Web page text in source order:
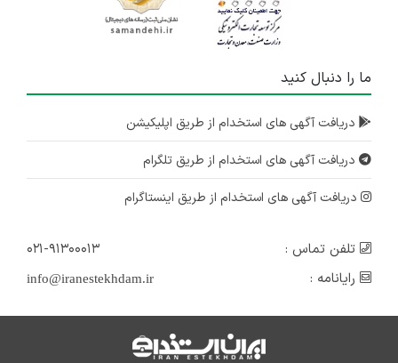
ما را دنبال کنید
دریافت آگهی های استخدام از طریق اپلیکیشن
دریافت آگهی های استخدام از طریق تلگرام
دریافت آگهی های استخدام از طریق اینستاگرام
تلفن تماس :
۰۲۱-۹۱۳۰۰۰۱۳
رایانامه :
info@iranestekhdam.ir